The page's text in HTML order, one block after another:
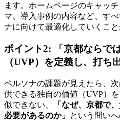
ます。ホームページのキャッ
マ、導入事例の内容など、す
ナに向けて最適化していくこと
ポイント2: 「京都ならで
（UVP）を定義し、打ち
ペルソナの課題が見えたら、
供できる独自の価値（UVP）
似できない、
「なぜ、京都で
必要があるのか」 という問い